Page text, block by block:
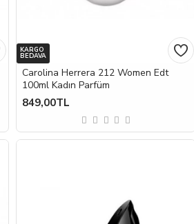
KARGO
BEDAVA
Carolina Herrera 212 Women Edt
100ml Kadın Parfüm
849,00TL